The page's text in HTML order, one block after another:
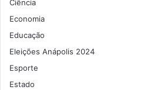
Ciência
Economia
Educação
Eleições Anápolis 2024
Esporte
Estado